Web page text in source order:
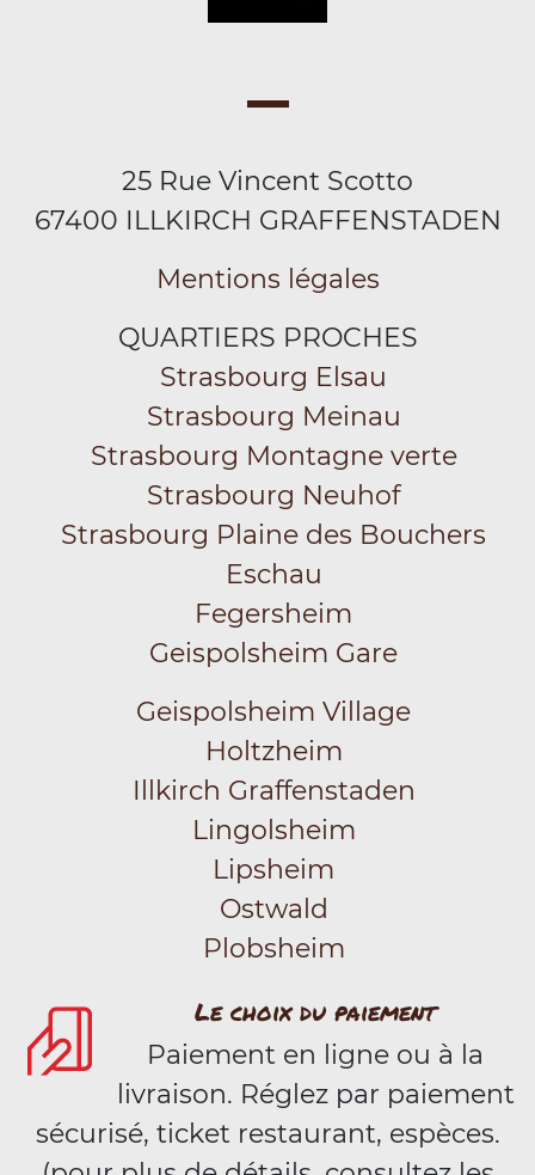
25 Rue Vincent Scotto
67400 ILLKIRCH GRAFFENSTADEN
Mentions légales
QUARTIERS PROCHES
Strasbourg Elsau
Strasbourg Meinau
Strasbourg Montagne verte
Strasbourg Neuhof
Strasbourg Plaine des Bouchers
Eschau
Fegersheim
Geispolsheim Gare
Geispolsheim Village
Holtzheim
Illkirch Graffenstaden
Lingolsheim
Lipsheim
Ostwald
Plobsheim
Le choix du paiement
Paiement en ligne ou à la
livraison. Réglez par paiement
sécurisé, ticket restaurant, espèces.